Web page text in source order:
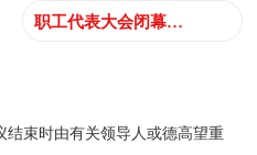
职工代表大会闭幕词范文
结束时由有关领导人或德高望重